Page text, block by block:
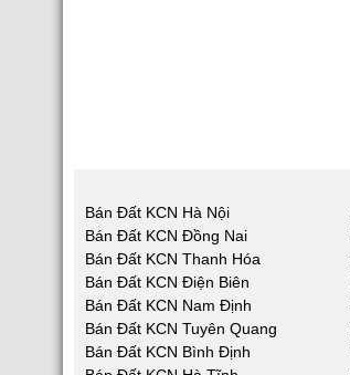
Bán Đất KCN Hà Nội
Bán Đất KCN Đồng Nai
Bán Đất KCN Thanh Hóa
Bán Đất KCN Điện Biên
Bán Đất KCN Nam Định
Bán Đất KCN Tuyên Quang
Bán Đất KCN Bình Định